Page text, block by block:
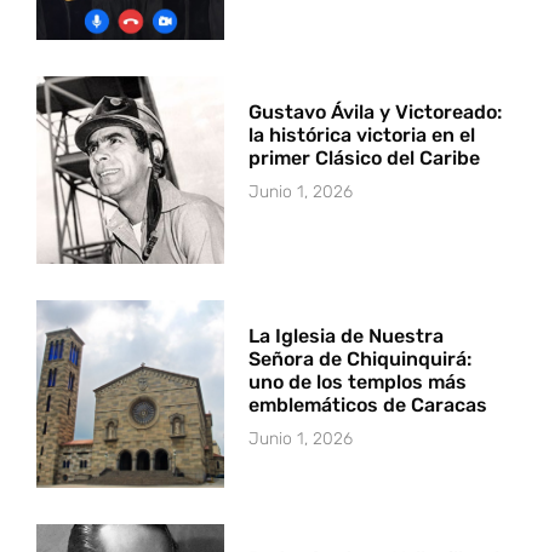
Gustavo Ávila y Victoreado:
la histórica victoria en el
primer Clásico del Caribe
Junio 1, 2026
La Iglesia de Nuestra
Señora de Chiquinquirá:
uno de los templos más
emblemáticos de Caracas
Junio 1, 2026